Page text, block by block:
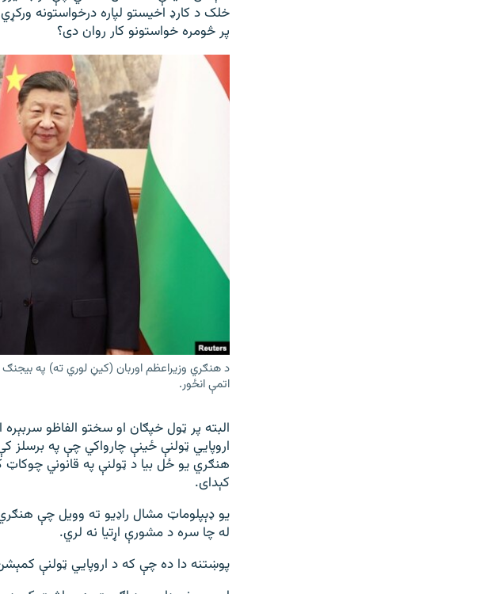
خلک د کارډ اخیستو لپاره درخواستونه
پر څومره خواستونو کار روان دی؟
د هنګري وزیراعظم اوربان (کیڼ لوري ته) په
اتمې انځور.
البته پر ټول خپګان او سختو الفاظو
اروپايي ټولنې ځینې چارواکي چې په
هنګري یو ځل بیا د ټولنې په قانوني
کېدای.
یو ډېپلوماټ مشال راډیو ته وویل چې هنګري
له چا سره د مشورې اړتیا نه لري.
پوښتنه دا ده چې که د اروپايي ټولنې